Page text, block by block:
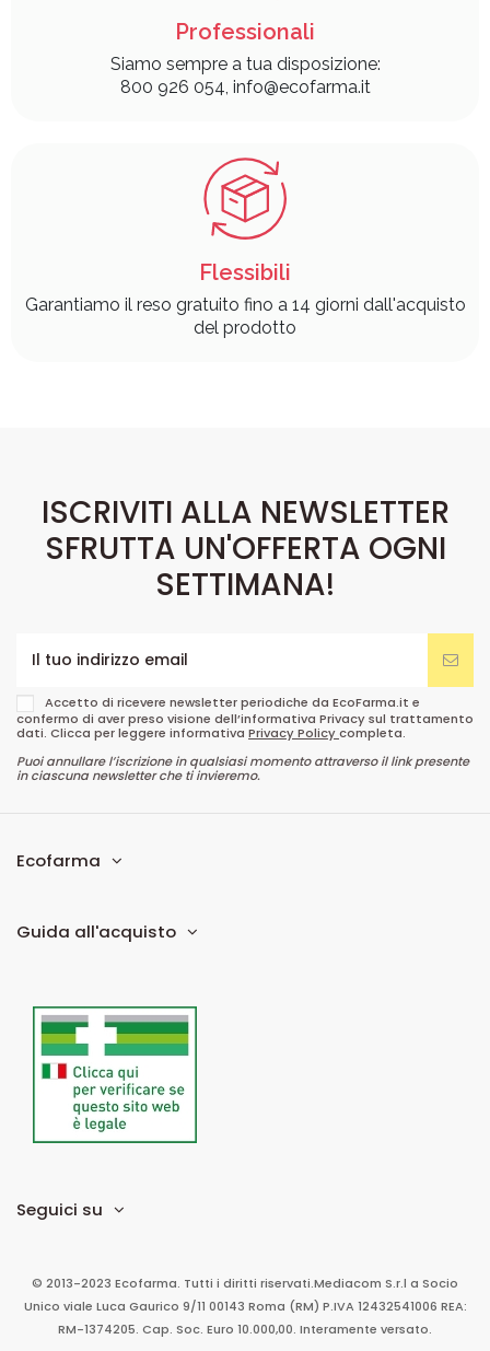
Professionali
Siamo sempre a tua disposizione:
800 926 054, info@ecofarma.it
Flessibili
Garantiamo il reso gratuito fino a 14 giorni dall'acquisto
del prodotto
ISCRIVITI ALLA NEWSLETTER
SFRUTTA UN'OFFERTA OGNI
SETTIMANA!
Accetto di ricevere newsletter periodiche da EcoFarma.it e
confermo di aver preso visione dell’informativa Privacy sul trattamento
dati. Clicca per leggere informativa Privacy Policycompleta.
Puoi annullare l’iscrizione in qualsiasi momento attraverso il link presente
in ciascuna newsletter che ti invieremo.
Ecofarma
Guida all'acquisto
Seguici su
© 2013-2023 Ecofarma. Tutti i diritti riservati.Mediacom S.r.l a Socio
Unico viale Luca Gaurico 9/11 00143 Roma (RM) P.IVA 12432541006 REA:
RM-1374205. Cap. Soc. Euro 10.000,00. Interamente versato.